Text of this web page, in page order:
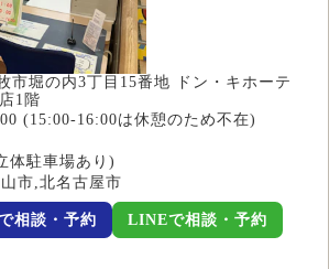
市堀の内3丁目15番地 ドン・キホーテ
1階
(15:00-16:00は休憩のため不在)
体駐車場あり)
市,北名古屋市
相談・予約 LINEで相談・予約